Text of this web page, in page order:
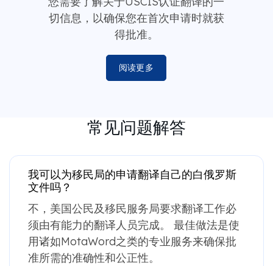
切信息，以确保您在首次申请时就获
得批准。
阅读更多
常见问题解答
我可以为移民局的申请翻译自己的白俄罗斯
文件吗？
不，美国公民及移民服务局要求翻译工作必
须由有能力的翻译人员完成。 最佳做法是使
用诸如MotaWord之类的专业服务来确保批
准所需的准确性和公正性。